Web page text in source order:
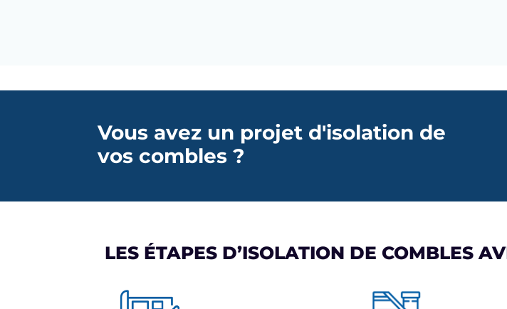
Vous avez un projet d'isolation de
vos combles ?
LES ÉTAPES D’ISOLATION DE COMBLES